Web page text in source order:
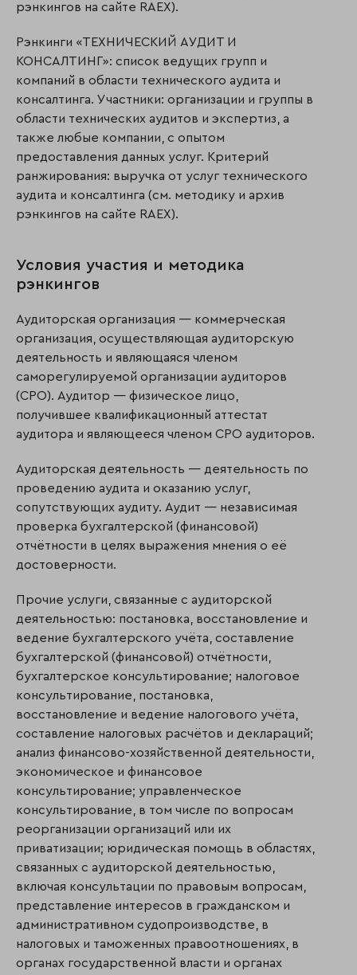
рэнкингов на сайте RAEX).
Рэнкинги «ТЕХНИЧЕСКИЙ АУДИТ И
КОНСАЛТИНГ»: список ведущих групп и
компаний в области технического аудита и
консалтинга. Участники: организации и группы в
области технических аудитов и экспертиз, а
также любые компании, с опытом
предоставления данных услуг. Критерий
ранжирования: выручка от услуг технического
аудита и кон­салтинга (см. методику и архив
рэнкингов на сайте RAEX).
Условия участия и методика
рэнкингов
Аудиторская организация — коммерческая
организация, осуществляющая аудиторскую
деятельность и являющаяся членом
саморегулируемой организации аудиторов
(СРО). Аудитор — физическое лицо,
получившее квалификационный аттестат
аудитора и являющееся членом СРО аудиторов.
Аудиторская деятельность — деятельность по
проведению аудита и оказанию услуг,
сопутствующих аудиту. Аудит — независимая
проверка бухгалтерской (финансовой)
отчётности в целях выражения мнения о её
достоверности.
Прочие услуги, связанные с аудиторской
деятельностью: постановка, восстановление и
ведение бухгалтерского учёта, составление
бухгалтерской (финансовой) отчётности,
бухгалтерское консультирование; налоговое
консультирование, поста­новка,
восстановление и ведение налогового учёта,
составление налоговых расчётов и декла­раций;
анализ финансово-хозяйственной деятельности,
экономическое и финан­со­вое
консультирование; управленческое
консультирование, в том числе по вопросам
реорганизации организаций или их
приватизации; юридическая помощь в областях,
связанных с аудиторской деятельностью,
включая консультации по правовым вопросам,
представление интересов в гражданском и
административном судопроиз­водстве, в
налоговых и таможенных правоотношениях, в
органах государственной власти и органах